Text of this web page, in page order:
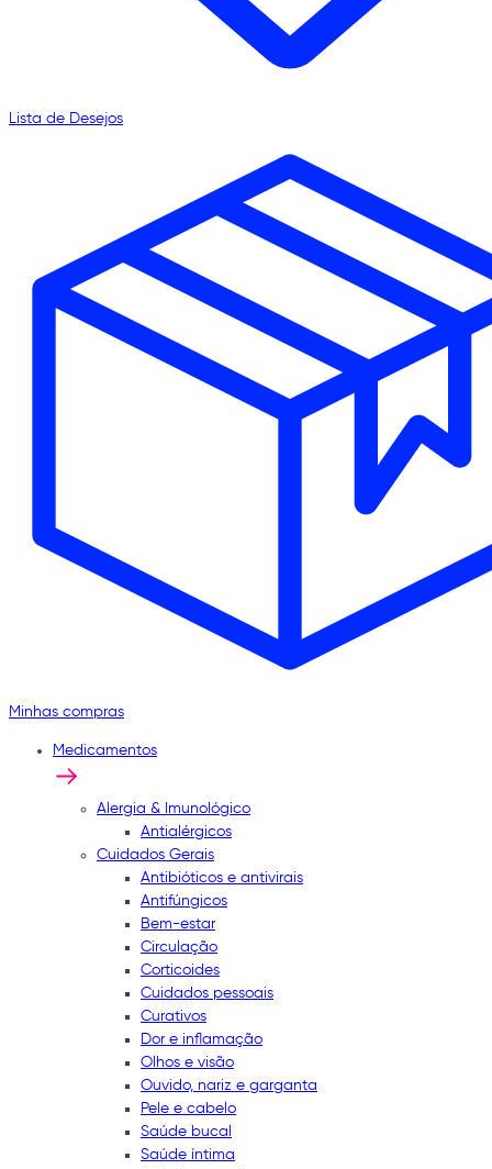
Lista de Desejos
Minhas compras
Medicamentos
Alergia & Imunológico
Antialérgicos
Cuidados Gerais
Antibióticos e antivirais
Antifúngicos
Bem-estar
Circulação
Corticoides
Cuidados pessoais
Curativos
Dor e inflamação
Olhos e visão
Ouvido, nariz e garganta
Pele e cabelo
Saúde bucal
Saúde íntima